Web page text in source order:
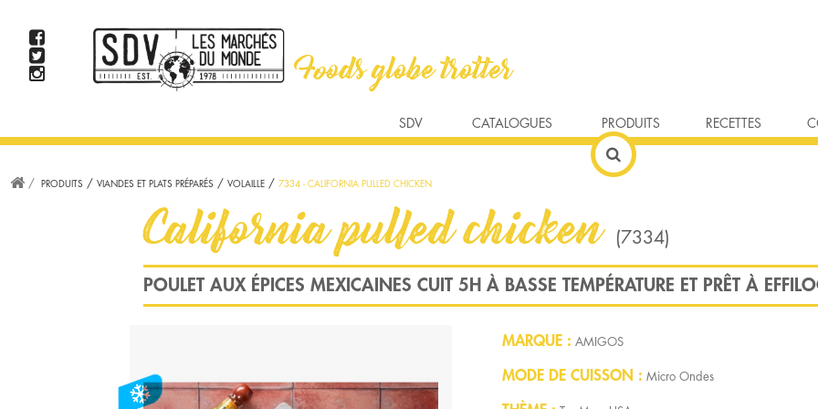
SDV
PROXIMITÉ & DISTRIBUTION
CATALOGUES PRODUITS
VIANDES ET PLATS PRÉPARÉS PRODUITS VÉGÉTARIENS PRODUITS DE LA MER
WOK, CURRY ET SUSHIS DESSERTS ET FRUITS
RECETTES
TEX-MEX
BAGEL/COFFEESHOP
PRODUITS VIANDES ET PLATS PRÉPARÉS VOLAILLE 7334 - CALIFORNIA PULLED CHICKEN
California pulled chicken (7334)
POULET AUX ÉPICES MEXICAINES CUIT 5H À BASSE TEMPÉRATURE ET PRÊT À
MARQUE AMIGOS
MODE DE CUISSON Micro Ondes